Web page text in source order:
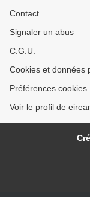
Contact
Signaler un abus
C.G.U.
Cookies et données
Préférences cookies
Voir le profil de